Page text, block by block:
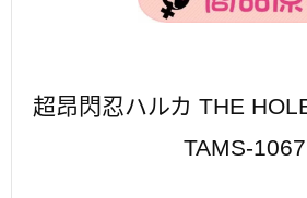
超昂閃忍ハルカ THE
TAMS-1067